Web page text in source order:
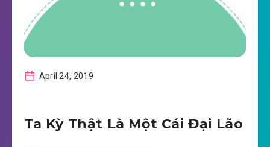
April 24, 2019
Ta Kỳ Thật Là Một Cái Đại Lão